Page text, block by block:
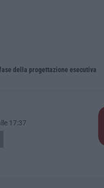
della progettazione esecutiva
17:37